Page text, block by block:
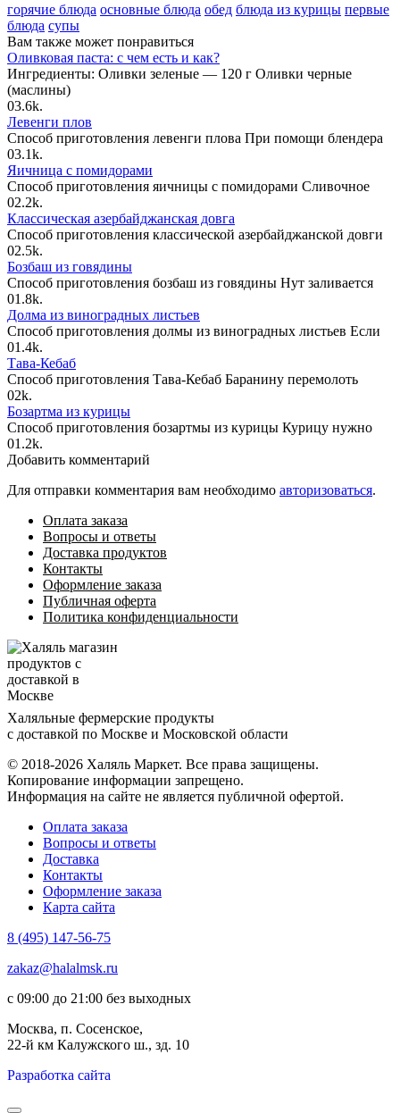
горячие блюда основные блюда обед блюда из курицы первые
блюда супы
Вам также может понравиться
Оливковая паста: с чем есть и как?
Ингредиенты: Оливки зеленые — 120 г Оливки черные
(маслины)
03.6k.
Левенги плов
Способ приготовления левенги плова При помощи блендера
03.1k.
Яичница с помидорами
Способ приготовления яичницы с помидорами Сливочное
02.2k.
Классическая азербайджанская довга
Способ приготовления классической азербайджанской довги
02.5k.
Бозбаш из говядины
Способ приготовления бозбаш из говядины Нут заливается
01.8k.
Долма из виноградных листьев
Способ приготовления долмы из виноградных листьев Если
01.4k.
Тава-Кебаб
Способ приготовления Тава-Кебаб Баранину перемолоть
02k.
Бозартма из курицы
Способ приготовления бозартмы из курицы Курицу нужно
01.2k.
Добавить комментарий
Для отправки комментария вам необходимо авторизоваться.
Оплата заказа
Вопросы и ответы
Доставка продуктов
Контакты
Оформление заказа
Публичная оферта
Политика конфиденциальности
Халяльные фермерские продукты
с доставкой по Москве и Московской области
© 2018-2026 Халяль Маркет. Все права защищены.
Копирование информации запрещено.
Информация на сайте не является публичной офертой.
Оплата заказа
Вопросы и ответы
Доставка
Контакты
Оформление заказа
Карта сайта
8 (495) 147-56-75
zakaz@halalmsk.ru
с 09:00 до 21:00 без выходных
Москва, п. Сосенское,
22-й км Калужского ш., зд. 10
Разработка сайта